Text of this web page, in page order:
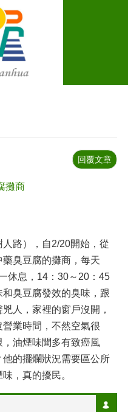
回覆文章
攤商
路），自2/20開始，從
臭豆腐的攤商，每天
休息，14：30～20：45
臭豆腐發效的臭味，跟
人，家裡的窗戶沒開，
業時間，不然空氣很
油煙味聞多有致癌風
的擺爛狀況需要區公所
，真的擾民。